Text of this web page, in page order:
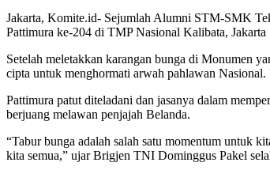
Jakarta, Komite.id- Sejumlah Alumni STM-SMK
Pattimura ke-204 di TMP Nasional Kalibata, Jakarta
Setelah meletakkan karangan bunga di Monumen
cipta untuk menghormati arwah pahlawan
Pattimura patut diteladani dan jasanya dalam
berjuang melawan penjajah Belanda.
“Tabur bunga adalah salah satu momentum untuk
kita semua,” ujar Brigjen TNI Dominggus Pakel